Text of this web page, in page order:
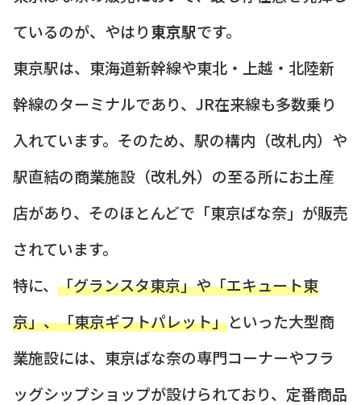
ているのが、やはり東京駅です。
東京駅は、東海道新幹線や東北・上越・北陸新
幹線のターミナルであり、JR在来線も多数乗り
入れています。そのため、駅の構内（改札内）や
駅直結の商業施設（改札外）の至る所にお土産
店があり、そのほとんどで「東京ばな奈」が販売
されています。
特に、 「グランスタ東京」や「エキュート東
京」、「東京ギフトパレット」といった大型商
業施設には、東京ばな奈の専門コーナーやフラ
ッグシップショップが設けられており、定番商品